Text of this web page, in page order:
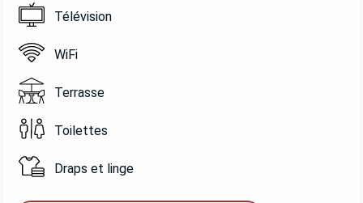
Télévision
WiFi
Terrasse
Toilettes
Draps et linge